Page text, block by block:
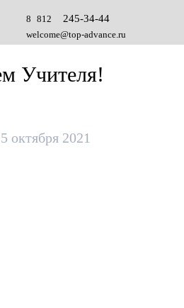
8 812 245-34-44
welcome@top-advance.ru
Учителя!
октября 2021